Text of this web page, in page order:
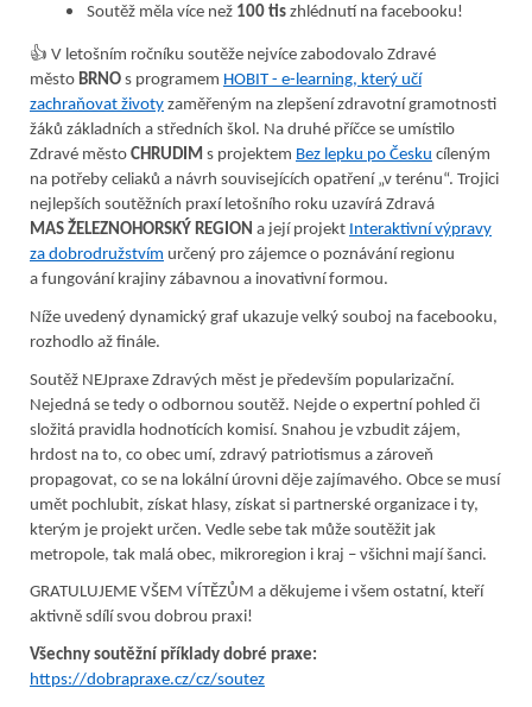
Soutěž měla více než 100 tis zhlédnutí na facebooku!
👍 V letošním ročníku soutěže nejvíce zabodovalo Zdravé
město BRNO s programem HOBIT - e-learning, který učí
zachraňovat životy zaměřeným na zlepšení zdravotní gramotnosti
žáků základních a středních škol. Na druhé příčce se umístilo
Zdravé město CHRUDIM s projektem Bez lepku po Česku cíleným
na potřeby celiaků a návrh souvisejících opatření „v terénu“. Trojici
nejlepších soutěžních praxí letošního roku uzavírá Zdravá
MAS ŽELEZNOHORSKÝ REGION a její projekt Interaktivní výpravy
za dobrodružstvím určený pro zájemce o poznávání regionu
a fungování krajiny zábavnou a inovativní formou.
Níže uvedený dynamický graf ukazuje velký souboj na facebooku,
rozhodlo až finále.
Soutěž NEJpraxe Zdravých měst je především popularizační.
Nejedná se tedy o odbornou soutěž. Nejde o expertní pohled či
složitá pravidla hodnotících komisí. Snahou je vzbudit zájem,
hrdost na to, co obec umí, zdravý patriotismus a zároveň
propagovat, co se na lokální úrovni děje zajímavého. Obce se musí
umět pochlubit, získat hlasy, získat si partnerské organizace i ty,
kterým je projekt určen. Vedle sebe tak může soutěžit jak
metropole, tak malá obec, mikroregion i kraj – všichni mají šanci.
GRATULUJEME VŠEM VÍTĚZŮM a děkujeme i všem ostatní, kteří
aktivně sdílí svou dobrou praxi!
Všechny soutěžní příklady dobré praxe:
https://dobrapraxe.cz/cz/soutez